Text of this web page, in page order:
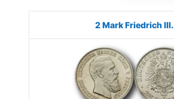
2 Mark Friedrich III.